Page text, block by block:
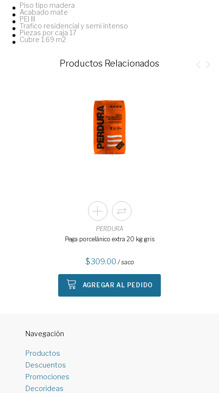
Piso tipo madera
Acabado mate
PEI III
Trafico residencial y semi intenso
Piezas por caja 17
Cubre 1.69 m2
Productos Relacionados
PERDURA
Pega porcelánico extra 20 kg gris
309.00 / saco
AGREGAR AL PEDIDO
Navegación
Productos
Descuentos
Promociones
Decorideas